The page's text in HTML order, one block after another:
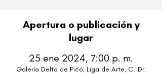
Apertura o publicación y
lugar
25 ene 2024, 7:00 p. m.
Galería Delta de Picó, Liga de Arte, C. Dr.